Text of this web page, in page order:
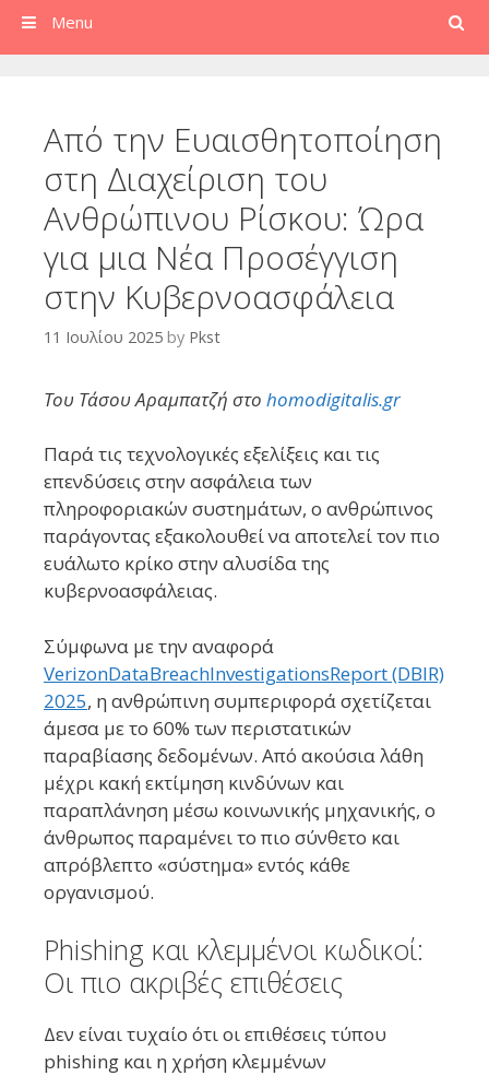
Search
Menu
Από την Ευαισθητοποίηση
στη Διαχείριση του
Ανθρώπινου Ρίσκου: Ώρα
για μια Νέα Προσέγγιση
στην Κυβερνοασφάλεια
11 Ιουλίου 2025 by Pkst
Του Τάσου Αραμπατζή στο homodigitalis.gr
Παρά τις τεχνολογικές εξελίξεις και τις
επενδύσεις στην ασφάλεια των
πληροφοριακών συστημάτων, ο ανθρώπινος
παράγοντας εξακολουθεί να αποτελεί τον πιο
ευάλωτο κρίκο στην αλυσίδα της
κυβερνοασφάλειας.
Σύμφωνα με την αναφορά
VerizonDataBreachInvestigationsReport(DBIR)
2025, η ανθρώπινη συμπεριφορά σχετίζεται
άμεσα με το 60% των περιστατικών
παραβίασης δεδομένων. Από ακούσια λάθη
μέχρι κακή εκτίμηση κινδύνων και
παραπλάνηση μέσω κοινωνικής μηχανικής, ο
άνθρωπος παραμένει το πιο σύνθετο και
απρόβλεπτο «σύστημα» εντός κάθε
οργανισμού.
Phishing και κλεμμένοι κωδικοί:
Οι πιο ακριβές επιθέσεις
Δεν είναι τυχαίο ότι οι επιθέσεις τύπου
phishing και η χρήση κλεμμένων